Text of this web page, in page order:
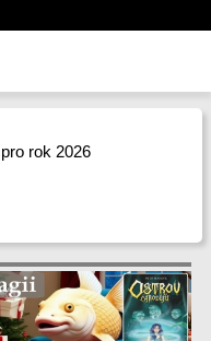
rok 2026